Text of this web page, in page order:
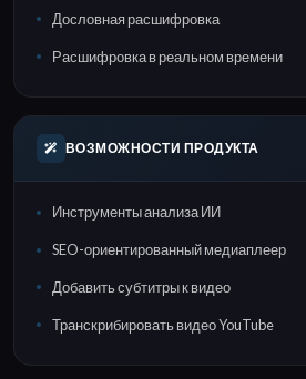
Дословная расшифровка
Расшифровка в реальном времени
ВОЗМОЖНОСТИ ПРОДУКТА
Инструменты анализа ИИ
SEO-ориентированный медиаплеер
Добавить субтитры к видео
Транскрибировать видео YouTube